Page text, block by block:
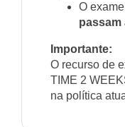
O
passam
Importante:
O recurso de
TIME 2
na política